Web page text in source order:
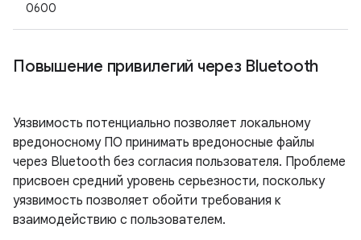
0600
Повышение привилегий через Bluetooth
Уязвимость потенциально позволяет локальному
вредоносному ПО принимать вредоносные файлы
через Bluetooth без согласия пользователя. Проблеме
присвоен средний уровень серьезности, поскольку
уязвимость позволяет обойти требования к
взаимодействию с пользователем.